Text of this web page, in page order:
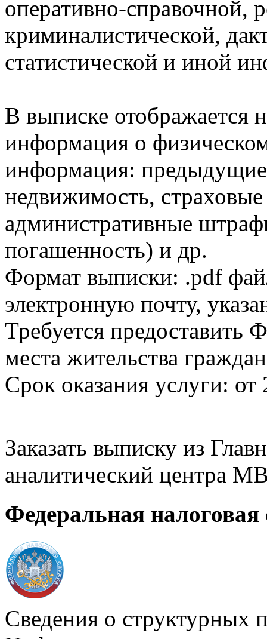
оперативно-справочной,
криминалистической,
статистической и иной
В выписке отображается
информация о
информация:
недвижимость,
административные
погашенность) и др.
Формат выписки: .pdf
электронную почту,
Требуется
места жительства
Срок оказания услуги: от
Заказать выписку из
аналитический центра
Федеральная налоговая
Сведения о структурных